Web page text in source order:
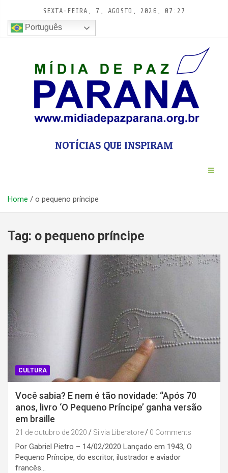
conteúdo
SEXTA-FEIRA, 7, AGOSTO, 2026, 07:27
Português
NOTÍCIAS QUE INSPIRAM
Home o pequeno príncipe
Tag: o pequeno príncipe
CULTURA
Você sabia? E nem é tão novidade: “Após 70
anos, livro ‘O Pequeno Príncipe’ ganha versão
em braille
21 de outubro de 2020 Silvia Liberatore 0 Comments
Por Gabriel Pietro – 14/02/2020 Lançado em 1943, O
Pequeno Príncipe, do escritor, ilustrador e aviador
francês…